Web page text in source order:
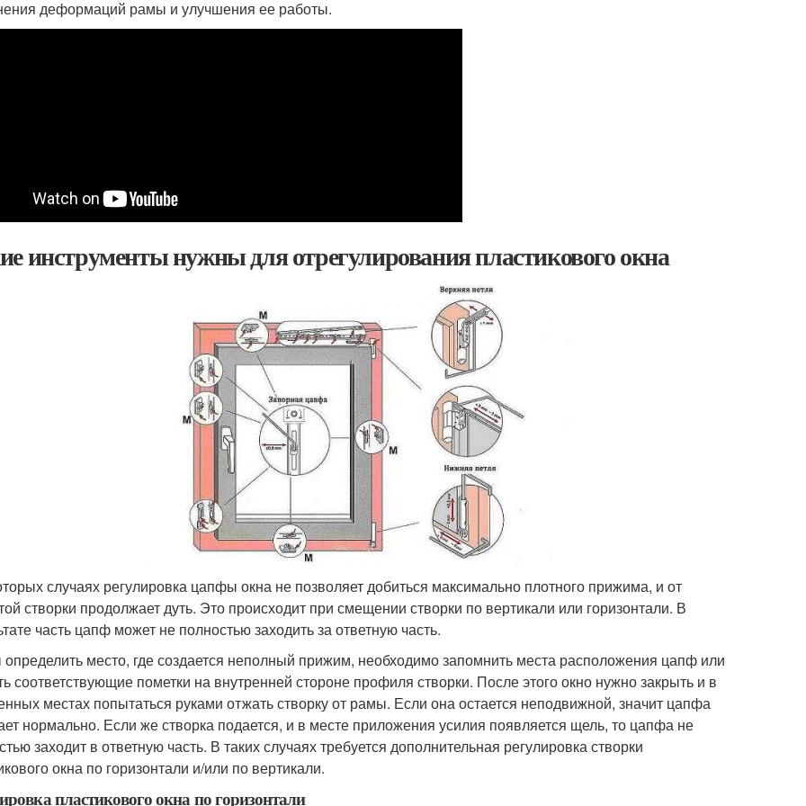
деформаций рамы и улучшения ее работы.
инструменты нужны для отрегулирования пластикового окна
случаях регулировка цапфы окна не позволяет добиться максимально плотного прижима, и от
створки продолжает дуть. Это происходит при смещении створки по вертикали или горизонтали. В
часть цапф может не полностью заходить за ответную часть.
место, где создается неполный прижим, необходимо запомнить места расположения цапф или
соответствующие пометки на внутренней стороне профиля створки. После этого окно нужно закрыть и в
местах попытаться руками отжать створку от рамы. Если она остается неподвижной, значит цапфа
нормально. Если же створка подается, и в месте приложения усилия появляется щель, то цапфа не
заходит в ответную часть. В таких случаях требуется дополнительная регулировка створки
окна по горизонтали и/или по вертикали.
пластикового окна по горизонтали